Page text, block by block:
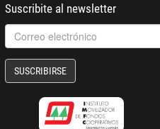
Suscribite al newsletter
SUSCRIBIRSE